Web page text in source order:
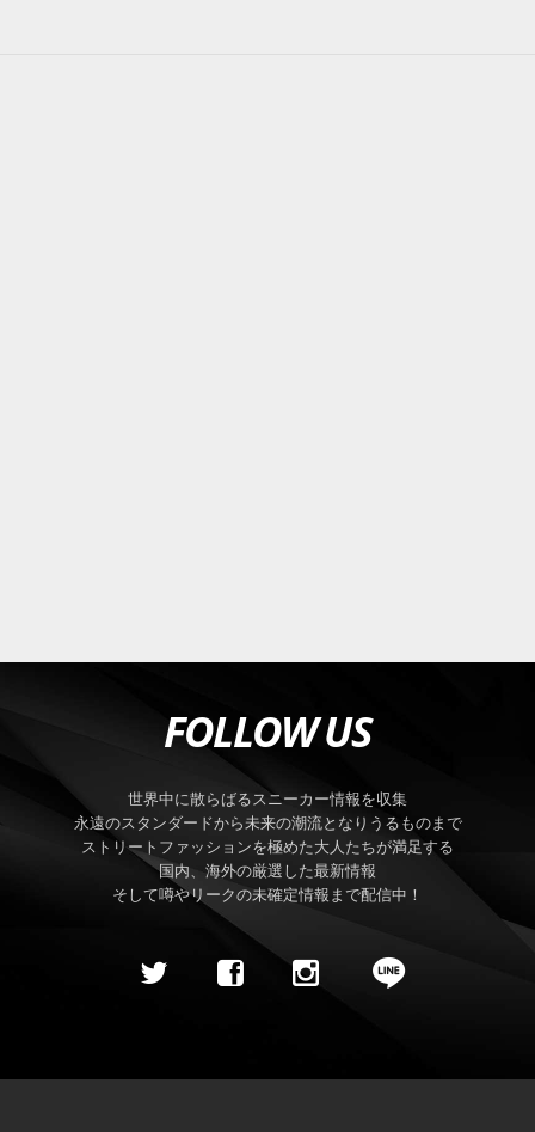
FOLLOW US
世界中に散らばるスニーカー情報を収集
永遠のスタンダードから未来の潮流となりうるものまで
ストリートファッションを極めた大人たちが満足する
国内、海外の厳選した最新情報
そして噂やリークの未確定情報まで配信中！